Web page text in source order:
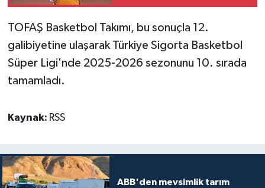
TOFAŞ Basketbol Takımı, bu sonuçla 12.
galibiyetine ulaşarak Türkiye Sigorta Basketbol
Süper Ligi'nde 2025-2026 sezonunu 10. sırada
tamamladı.
Kaynak: RSS
ABB'den mevsimlik tarım